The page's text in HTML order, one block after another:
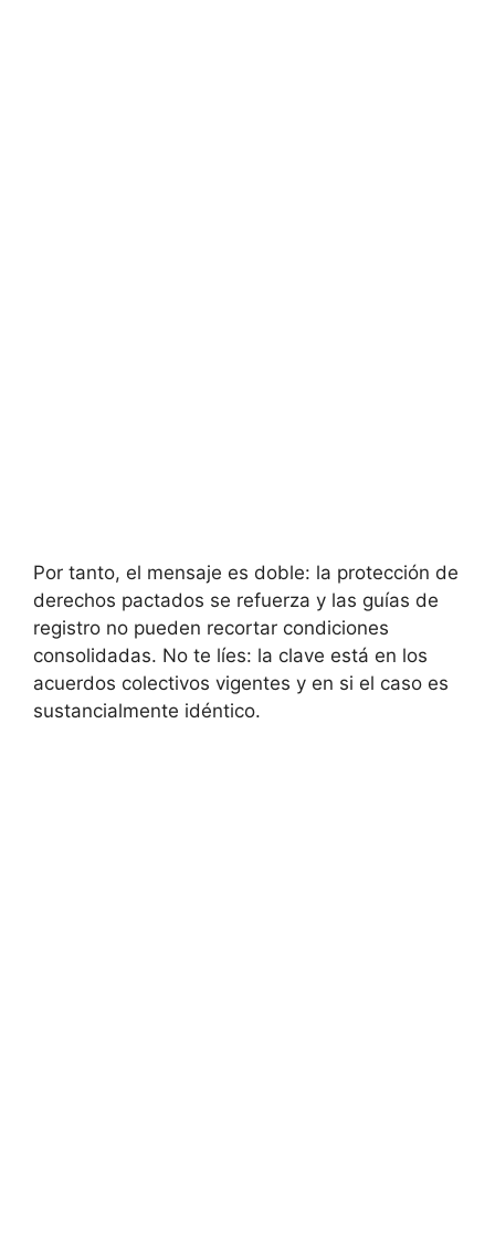
Por tanto, el mensaje es doble: la protección de
derechos pactados se refuerza y las guías de
registro no pueden recortar condiciones
consolidadas. No te líes: la clave está en los
acuerdos colectivos vigentes y en si el caso es
sustancialmente idéntico.